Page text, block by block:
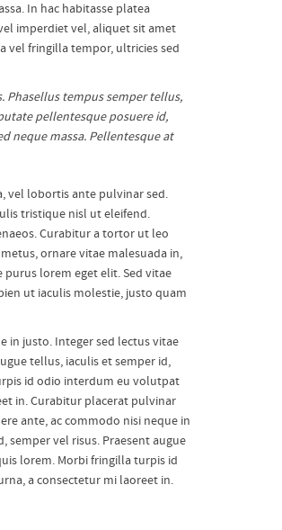
In hac habitasse platea
imperdiet vel, aliquet sit amet
vel fringilla tempor, ultricies sed
Phasellus tempus semper tellus,
pellentesque posuere id,
neque massa. Pellentesque at
vel lobortis ante pulvinar sed.
tristique nisl ut eleifend.
Curabitur a tortor ut leo
ornare vitae malesuada in,
lorem eget elit. Sed vitae
ut iaculis molestie, justo quam
in justo. Integer sed lectus vitae
tellus, iaculis et semper id,
id odio interdum eu volutpat
in. Curabitur placerat pulvinar
ante, ac commodo nisi neque in
semper vel risus. Praesent augue
lorem. Morbi fringilla turpis id
a consectetur mi laoreet in.